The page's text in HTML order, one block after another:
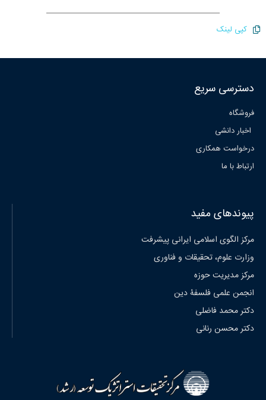
کپی لینک
دسترسی سریع
فروشگاه
اخبار دانشی
درخواست همکاری
ارتباط با ما
پیوندهای مفید
مرکز الگوی اسلامی ایرانی پیشرفت
وزارت علوم، تحقیقات و فناوری
مرکز مدیریت حوزه
انجمن علمی فلسفۀ دین
دکتر محمد فاضلی
دکتر محسن رنانی